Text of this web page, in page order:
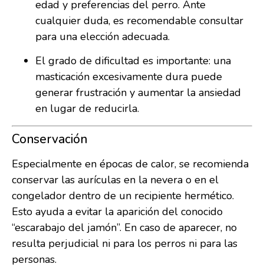
edad y preferencias del perro. Ante
cualquier duda, es recomendable consultar
para una elección adecuada.
El grado de dificultad es importante: una
masticación excesivamente dura puede
generar frustración y aumentar la ansiedad
en lugar de reducirla.
Conservación
Especialmente en épocas de calor, se recomienda
conservar las aurículas en la nevera o en el
congelador dentro de un recipiente hermético.
Esto ayuda a evitar la aparición del conocido
“escarabajo del jamón”. En caso de aparecer, no
resulta perjudicial ni para los perros ni para las
personas.